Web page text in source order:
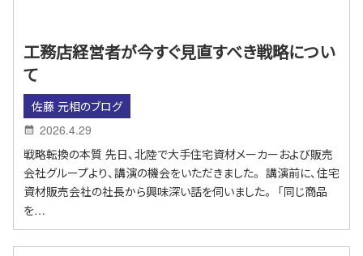
工務店経営者が今すぐ見直すべき戦略につい
て
佐藤 元相のブログ
2026.4.29
戦略転換の本質 先日、北陸で大手住宅資材メーカーおよび販売
会社グループより、講演の機会をいただきました。 講演前に、住宅
資材販売会社の社長から興味深い話を伺いました。 「同じ商品
を…